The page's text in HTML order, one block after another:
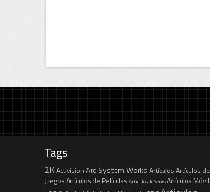
Tags
2KActivisionArc System WorksArtículosArtículos de
JuegosArtículos de PelículasArtículos de SeriesArtículos Móvil